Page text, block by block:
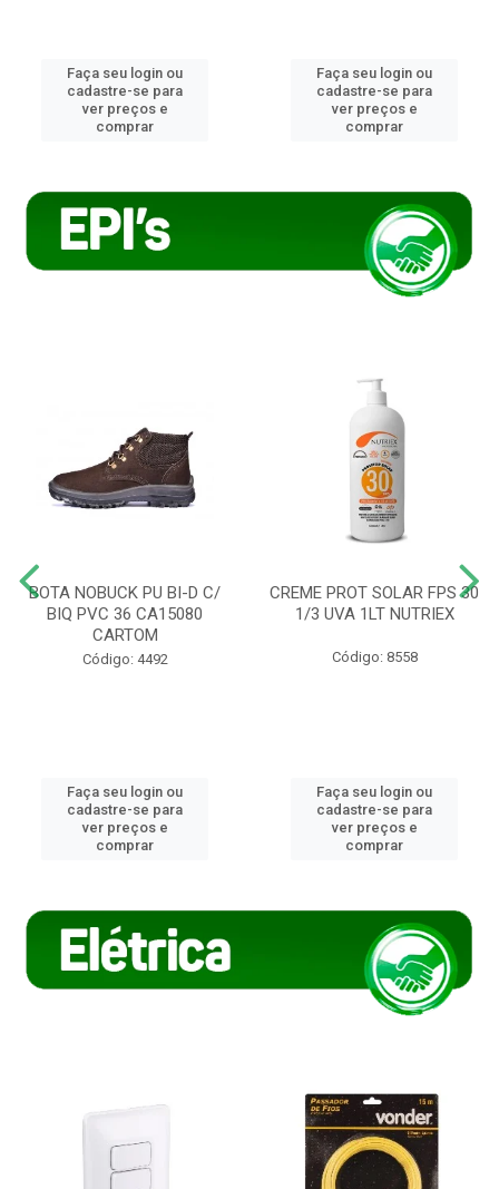
Faça seu login ou
cadastre-se para
ver preços e
comprar
Faça seu login ou
cadastre-se para
ver preços e
comprar
BOTA NOBUCK PU BI-D C/
BIQ PVC 36 CA15080
CARTOM
Código: 4492
Faça seu login ou
cadastre-se para
ver preços e
comprar
CREME PROT SOLAR FPS 30
1/3 UVA 1LT NUTRIEX
Código: 8558
Faça seu login ou
cadastre-se para
ver preços e
comprar